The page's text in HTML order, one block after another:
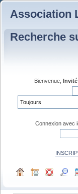
Association
Recherche
Bienvenue, Invité
Connexion avec